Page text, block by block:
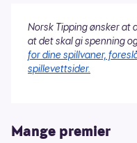
Norsk Tipping ønsker at
at det skal gi spenning
for dine spillvaner,
spillevettsider.
Mange premier